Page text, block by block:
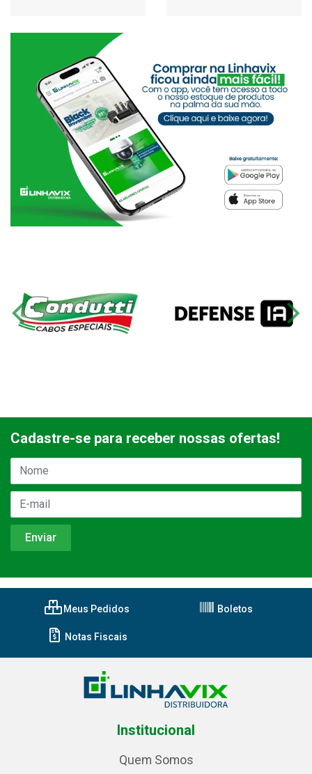
Cadastre-se para receber nossas ofertas!
Meus Pedidos Boletos
Notas Fiscais
Institucional
Quem Somos